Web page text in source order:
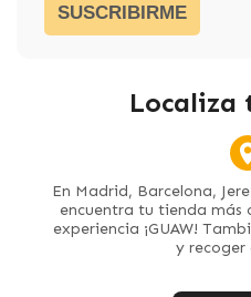
SUSCRIBIRME
Localiza
En Madrid, Barcelona,
encuentra tu tienda más
experiencia ¡GUAW!
y recoger